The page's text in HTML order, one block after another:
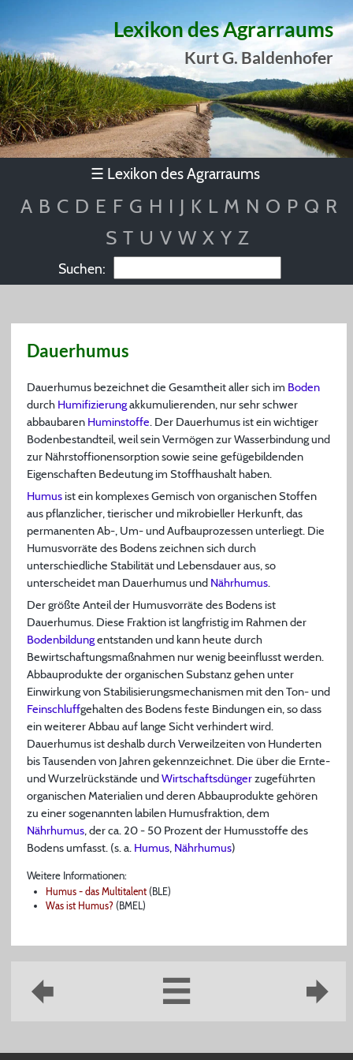
Lexikon des Agrarraums
Kurt G. Baldenhofer
☰ Lexikon des Agrarraums
A B C D E F G H I J K L M N O P Q R
S T U V W X Y Z
Suchen:
Dauerhumus
Dauerhumus bezeichnet die Gesamtheit aller sich im Boden
durch Humifizierungakkumulierenden, nur sehr schwer
abbaubaren Huminstoffe. Der Dauerhumus ist ein wichtiger
Bodenbestandteil, weil sein Vermögen zur Wasserbindung und
zur Nährstoffionensorption sowie seine gefügebildenden
Eigenschaften Bedeutung im Stoffhaushalt haben.
Humusist ein komplexes Gemisch von organischen Stoffen
aus pflanzlicher, tierischer und mikrobieller Herkunft, das
permanenten Ab-, Um- und Aufbauprozessen unterliegt. Die
Humusvorräte des Bodens zeichnen sich durch
unterschiedliche Stabilität und Lebensdauer aus, so
unterscheidet man Dauerhumus und Nährhumus.
Der größte Anteil der Humusvorräte des Bodens ist
Dauerhumus. Diese Fraktion ist langfristig im Rahmen der
Bodenbildungentstanden und kann heute durch
Bewirtschaftungsmaßnahmen nur wenig beeinflusst werden.
Abbauprodukte der organischen Substanz gehen unter
Einwirkung von Stabilisierungsmechanismen mit den Ton- und
Feinschluffgehalten des Bodens feste Bindungen ein, so dass
ein weiterer Abbau auf lange Sicht verhindert wird.
Dauerhumus ist deshalb durch Verweilzeiten von Hunderten
bis Tausenden von Jahren gekennzeichnet. Die über die Ernte-
und Wurzelrückstände undWirtschaftsdüngerzugeführten
organischen Materialien und deren Abbauprodukte gehören
zu einer sogenannten labilen Humusfraktion, dem
Nährhumus, der ca. 20 - 50 Prozent der Humusstoffe des
Bodens umfasst. (s. a. Humus, Nährhumus)
Weitere Informationen:
Humus - das Multitalent (BLE)
Was ist Humus? (BMEL)